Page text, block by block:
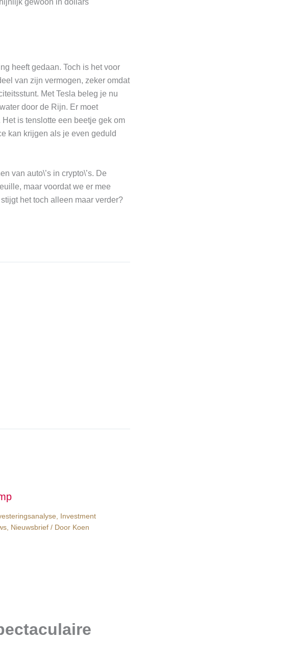
gewoon in dollars
heeft gedaan. Toch is het voor
van zijn vermogen, zeker omdat
Met Tesla beleg je nu
door de Rijn. Er moet
is tenslotte een beetje gek om
kan krijgen als je even geduld
van auto\’s in crypto\’s. De
maar voordat we er mee
het toch alleen maar verder?
Investment
, Nieuwsbrief/ Door Koen